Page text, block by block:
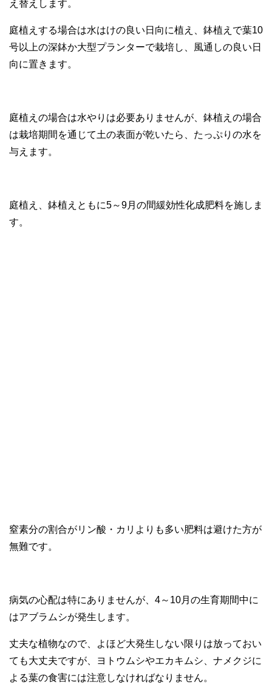
え替えします。
庭植えする場合は水はけの良い日向に植え、鉢植えで葉10
号以上の深鉢か大型プランターで栽培し、風通しの良い日
向に置きます。
庭植えの場合は水やりは必要ありませんが、鉢植えの場合
は栽培期間を通じて土の表面が乾いたら、たっぷりの水を
与えます。
庭植え、鉢植えともに5～9月の間緩効性化成肥料を施しま
す。
窒素分の割合がリン酸・カリよりも多い肥料は避けた方が
無難です。
病気の心配は特にありませんが、4～10月の生育期間中に
はアブラムシが発生します。
丈夫な植物なので、よほど大発生しない限りは放っておい
ても大丈夫ですが、ヨトウムシやエカキムシ、ナメクジに
よる葉の食害には注意しなければなりません。